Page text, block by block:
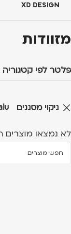
XD DESIGN
מזוודות
פלטר לפי קטגוריה
ניקוי מסננים
לא נמצאו